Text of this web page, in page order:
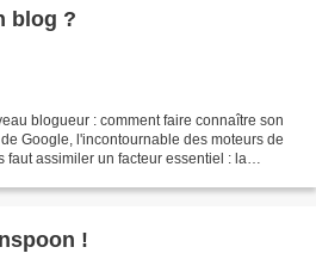
blog ?
blogueur : comment faire connaître son
Google, l'incontournable des moteurs de
faut assimiler un facteur essentiel : la
!